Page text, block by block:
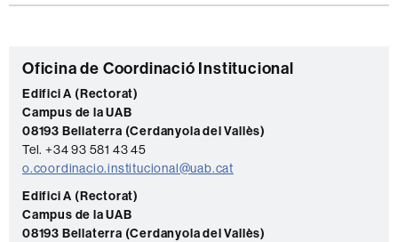
C
o
n
t
a
c
t
Oficina de Coordinació Institucional
Edifici A (Rectorat)
Campus de la UAB
08193 Bellaterra (Cerdanyola del Vallès)
Tel. +34 93 581 43 45
o.coordinacio.institucional@uab.cat
Edifici A (Rectorat)
Campus de la UAB
08193 Bellaterra (Cerdanyola del Vallès)